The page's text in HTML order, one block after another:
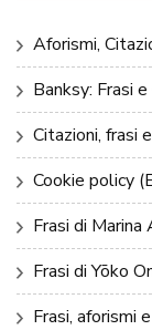
Aforismi,
Banksy: Frasi
Citazioni, frasi
Cookie policy
Frasi di Marina
Frasi di Yōko
Frasi, aforismi